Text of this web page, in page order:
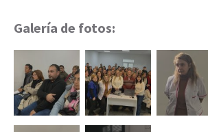
Galería de fotos: